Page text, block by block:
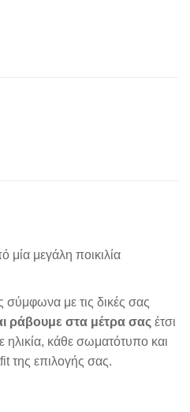
μία μεγάλη ποικιλία
σύμφωνα με τις δικές σας
ράβουμε στα μέτρα σας έτσι
κάθε σωματότυπο και
της επιλογής σας.